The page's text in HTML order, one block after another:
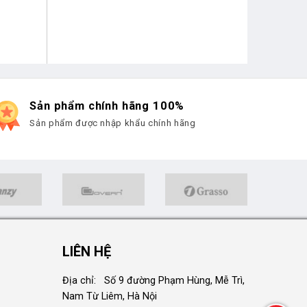
Sản phẩm chính hãng 100%
Sản phẩm được nhập khẩu chính hãng
LIÊN HỆ
Địa chỉ: Số 9 đường Phạm Hùng, Mễ Trì,
Nam Từ Liêm, Hà Nội